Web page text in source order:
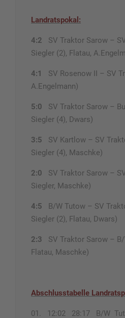
Landratspokal:
4:2 SV Traktor Sarow –
Siegler (2), Flatau,
4:1 SV Rosenow II – SV
A.Engelmann)
5:0 SV Traktor Sarow –
Siegler (4), Dwars)
3:5 SV Kartlow – SV
Siegler (4), Maschke)
2:0 SV Traktor Sarow –
Siegler, Maschke)
4:5 B/W Tutow – SV
Siegler (2), Flatau, Dwars)
2:3 SV Traktor Sarow –
Flatau, Maschke)
Abschlusstabelle
01. 12:02 28:17 B/W